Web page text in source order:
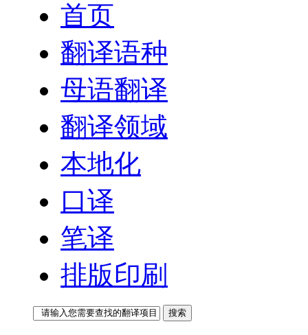
首页
翻译语种
母语翻译
翻译领域
本地化
口译
笔译
排版印刷